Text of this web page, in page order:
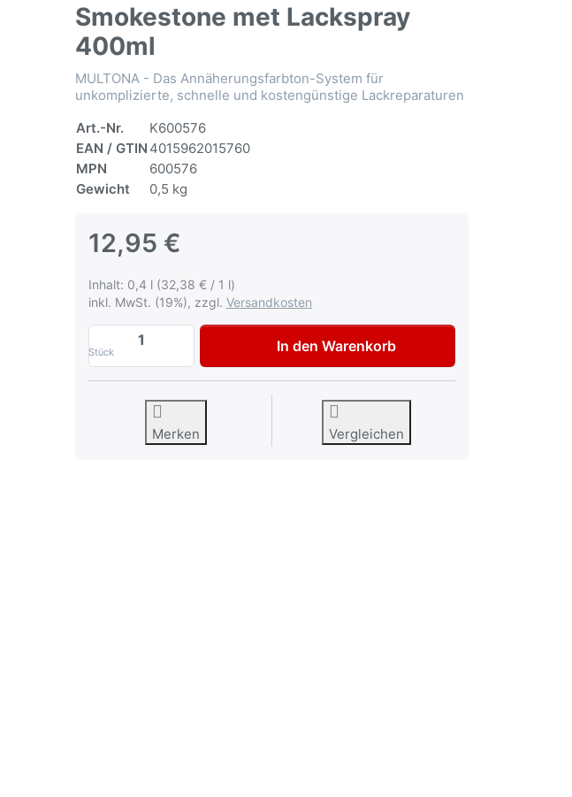
Smokestone met Lackspray
400ml
MULTONA - Das Annäherungsfarbton-System für
unkomplizierte, schnelle und kostengünstige Lackreparaturen
Art.-Nr.
K600576
EAN / GTIN 4015962015760
MPN
600576
Gewicht
0,5 kg
12,95 €
Inhalt: 0,4 l (32,38 € / 1 l)
inkl. MwSt. (19%), zzgl. Versandkosten
Stück
Autolack Mazda 35M Smokestone met Lackspray 400ml zu
In den Warenkorb
Merken Vergleichen